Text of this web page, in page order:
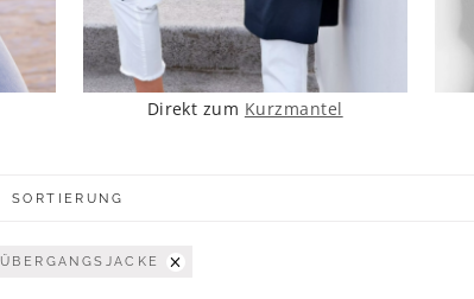
Direkt zum Kurzmantel
SORTIERUNG
ÜBERGANGSJACKE